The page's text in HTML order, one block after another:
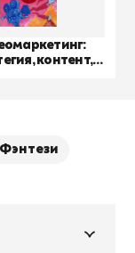
контент,
Фэнтези